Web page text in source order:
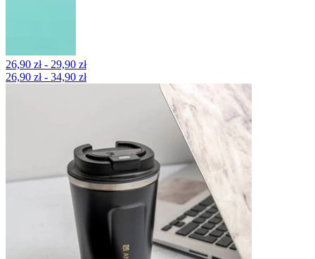
26,90 zł - 29,90 zł
26,90 zł - 34,90 zł